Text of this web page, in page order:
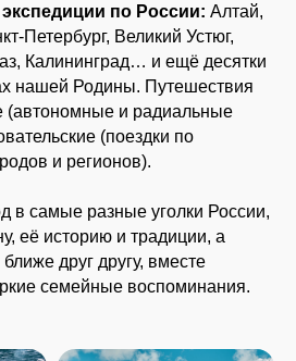
по России: Алтай,
Петербург, Великий Устюг,
Калининград… и ещё десятки
нашей Родины. Путешествия
(автономные и радиальные
(поездки по
и регионов).
в самые разные уголки России,
её историю и традиции, а
друг другу, вместе
семейные воспоминания.